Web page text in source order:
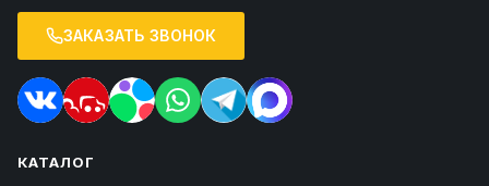
ЗАКАЗАТЬ ЗВОНОК
КАТАЛОГ